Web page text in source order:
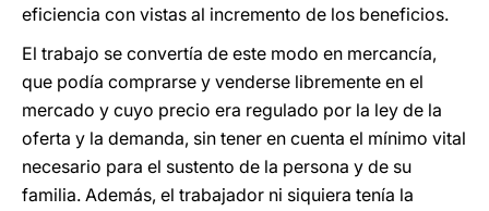
eficiencia con vistas al incremento de los beneficios.
El trabajo se convertía de este modo en mercancía,
que podía comprarse y venderse libremente en el
mercado y cuyo precio era regulado por la ley de la
oferta y la demanda, sin tener en cuenta el mínimo vital
necesario para el sustento de la persona y de su
familia. Además, el trabajador ni siquiera tenía la